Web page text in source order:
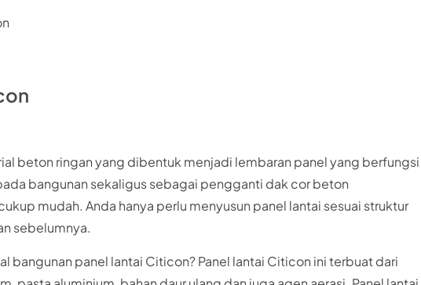
beton ringan yang dibentuk menjadi lembaran panel yang berfungsi
bangunan sekaligus sebagai pengganti dak cor beton
mudah. Anda hanya perlu menyusun panel lantai sesuai struktur
sebelumnya.
bangunan panel lantai Citicon? Panel lantai Citicon ini terbuat dari